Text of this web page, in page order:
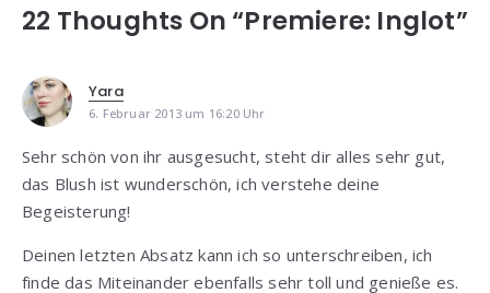
22 Thoughts On “Premiere: Inglot”
Yara
6. Februar 2013 um 16:20 Uhr
Sehr schön von ihr ausgesucht, steht dir alles sehr gut,
das Blush ist wunderschön, ich verstehe deine
Begeisterung!
Deinen letzten Absatz kann ich so unterschreiben, ich
finde das Miteinander ebenfalls sehr toll und genieße es.